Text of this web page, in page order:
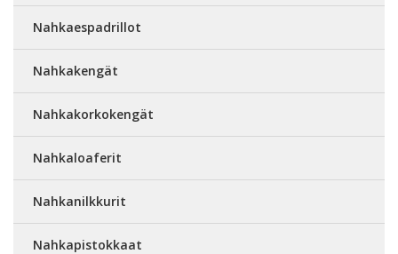
Nahkaespadrillot
Nahkakengät
Nahkakorkokengät
Nahkaloaferit
Nahkanilkkurit
Nahkapistokkaat